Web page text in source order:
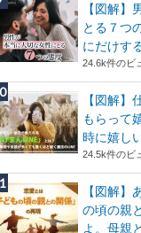
【図解】
とる７つ
にだけす
24.6k件のビ
【図解】
もらって
時に嬉し
24.5k件のビ
【図解】
の頃の親
よ。母親